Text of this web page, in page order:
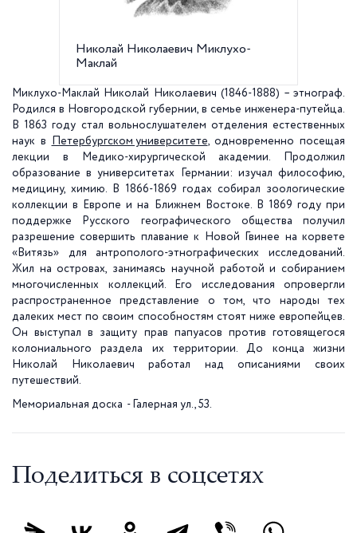
Николай Николаевич Миклухо-
Маклай
Миклухо-Маклай Николай Николаевич (1846-1888) – этнограф.
Родился в Новгородской губернии, в семье инженера-путейца.
В 1863 году стал вольнослушателем отделения естественных
наук в
Петербургском университете, одновременно посещая
лекции в Медико-хирургической академии. Продолжил
образование в университетах Германии: изучал философию,
медицину, химию. В 1866-1869 годах собирал зоологические
коллекции в Европе и на Ближнем Востоке. В 1869 году при
поддержке Русского географического общества получил
разрешение совершить плавание к Новой Гвинее на корвете
«Витязь» для антрополого-этнографических исследований.
Жил на островах, занимаясь научной работой и собиранием
многочисленных коллекций. Его исследования опровергли
распространенное представление о том, что народы тех
далеких мест по своим способностям стоят ниже европейцев.
Он выступал в защиту прав папуасов против готовящегося
колониального раздела их территории. До конца жизни
Николай Николаевич работал над описаниями своих
путешествий.
Мемориальная доска - Галерная ул., 53.
Поделиться в соцсетях